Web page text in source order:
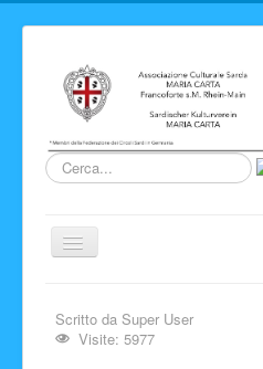
Cerca...
Cambia
Novita' ed Eventi
Scritto da Super User
Visite: 5977